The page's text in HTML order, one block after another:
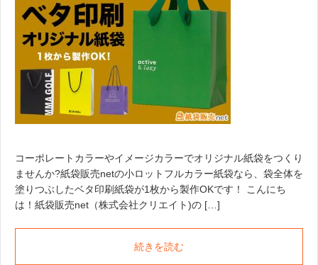
コーポレートカラーやイメージカラーでオリジナル紙袋をつくり
ませんか?紙袋販売netの小ロットフルカラー紙袋なら、袋全体を
塗りつぶしたベタ印刷紙袋が1枚から製作OKです！ こんにち
は！紙袋販売net（株式会社クリエイト)の […]
続きを読む